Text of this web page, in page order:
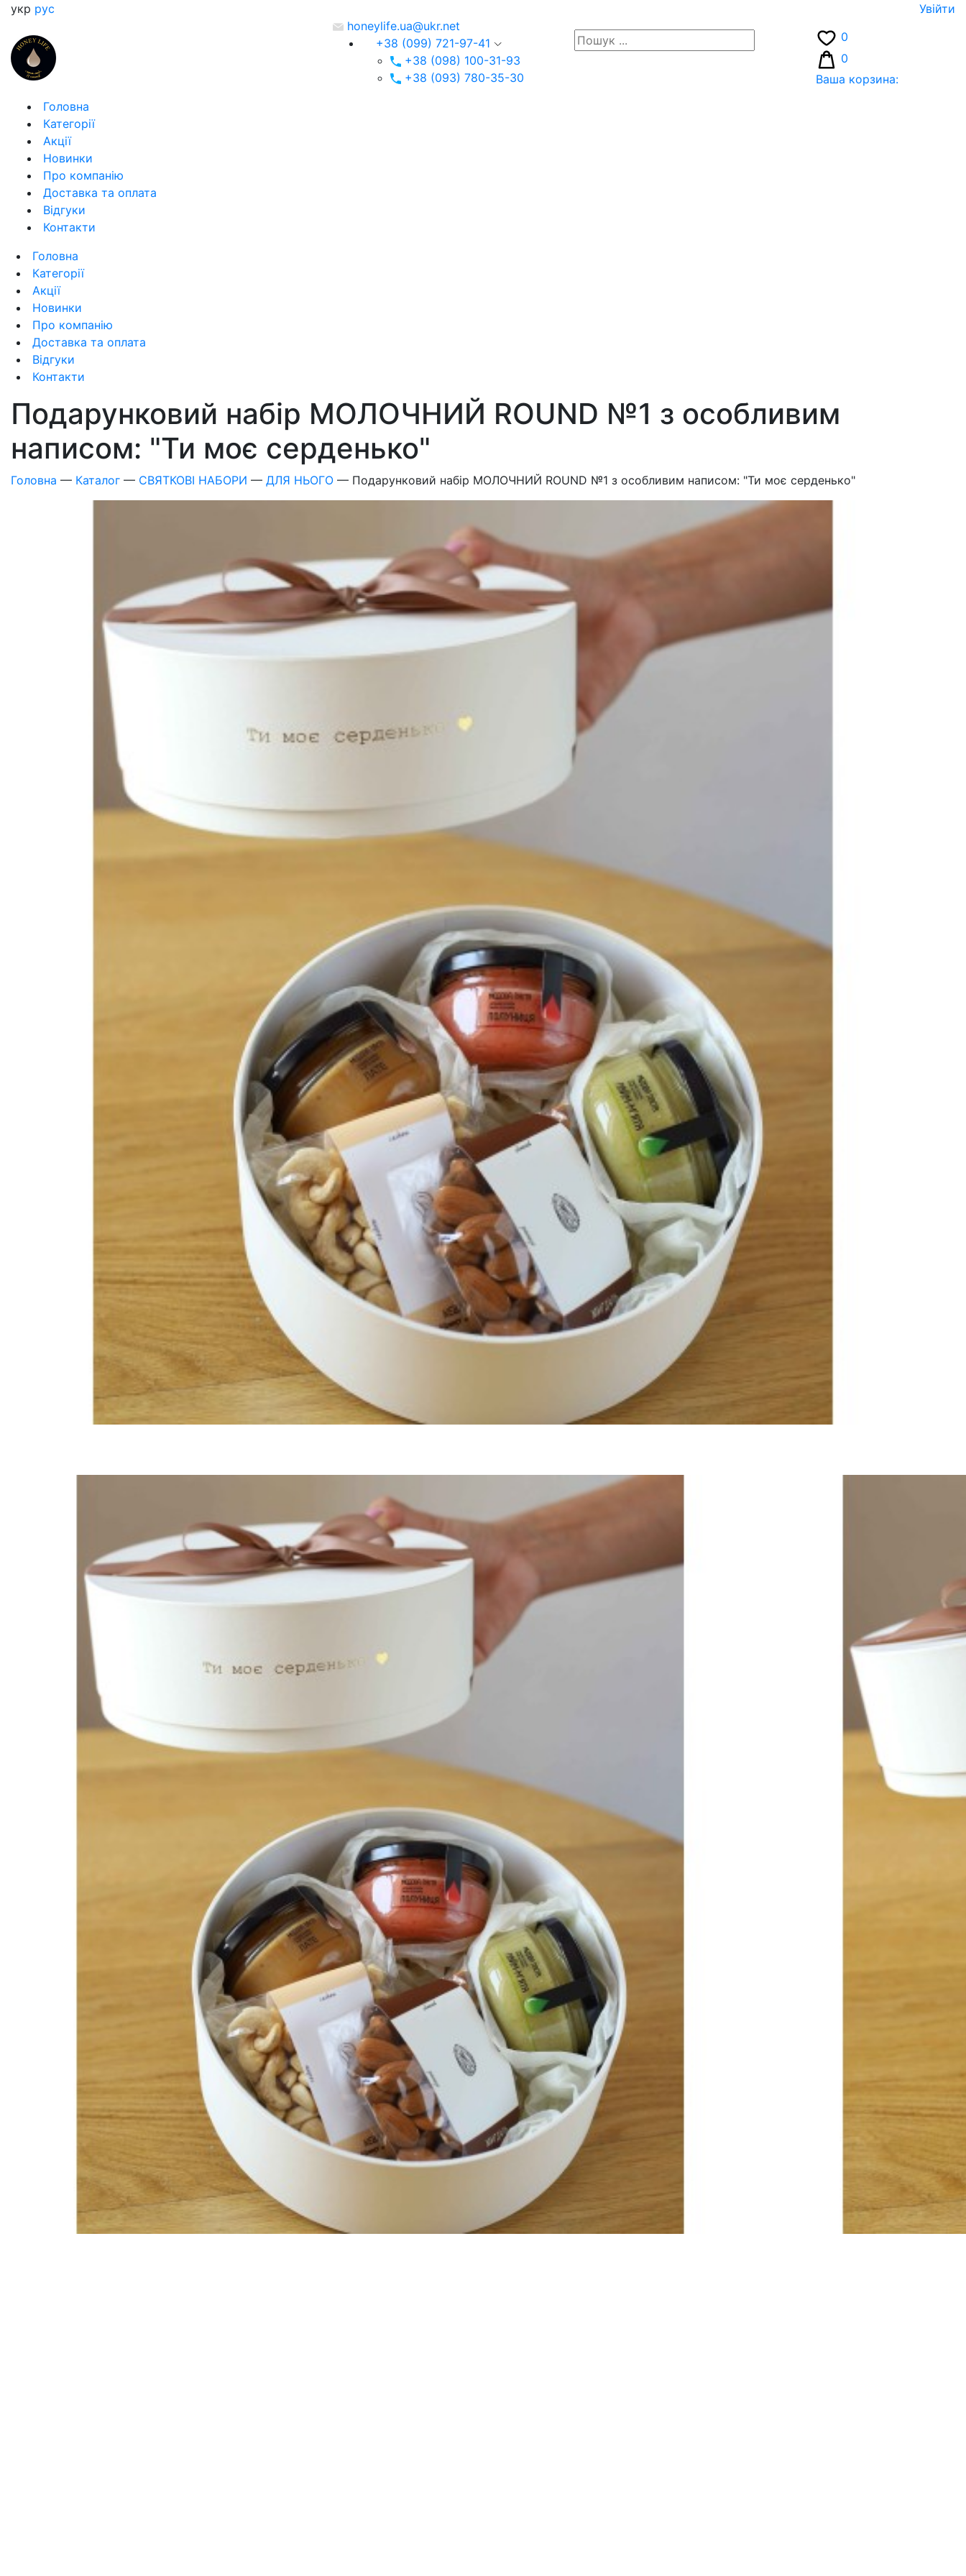
укр рус
Увiйти
honeylife.ua@ukr.net
+38 (099) 721-97-41
+38 (098) 100-31-93
+38 (093) 780-35-30
0
0
Ваша корзина:
Головна
Категорії
Акції
Новинки
Про компанію
Доставка та оплата
Відгуки
Контакти
Головна
Категорії
Акції
Новинки
Про компанію
Доставка та оплата
Відгуки
Контакти
Подарунковий набір МОЛОЧНИЙ ROUND №1 з особливим
написом: "Ти моє серденько"
Головна — Каталог — СВЯТКОВІ НАБОРИ — ДЛЯ НЬОГО — Подарунковий набір МОЛОЧНИЙ ROUND №1 з особливим написом: "Ти моє серденько"